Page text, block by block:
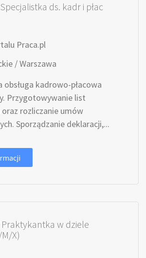
ds. kadr i płac
Praca.pl
/ Warszawa
obsługa kadrowo-płacowa
Przygotowywanie list
rozliczanie umów
Sporządzanie deklaracji,...
w dziele
X)